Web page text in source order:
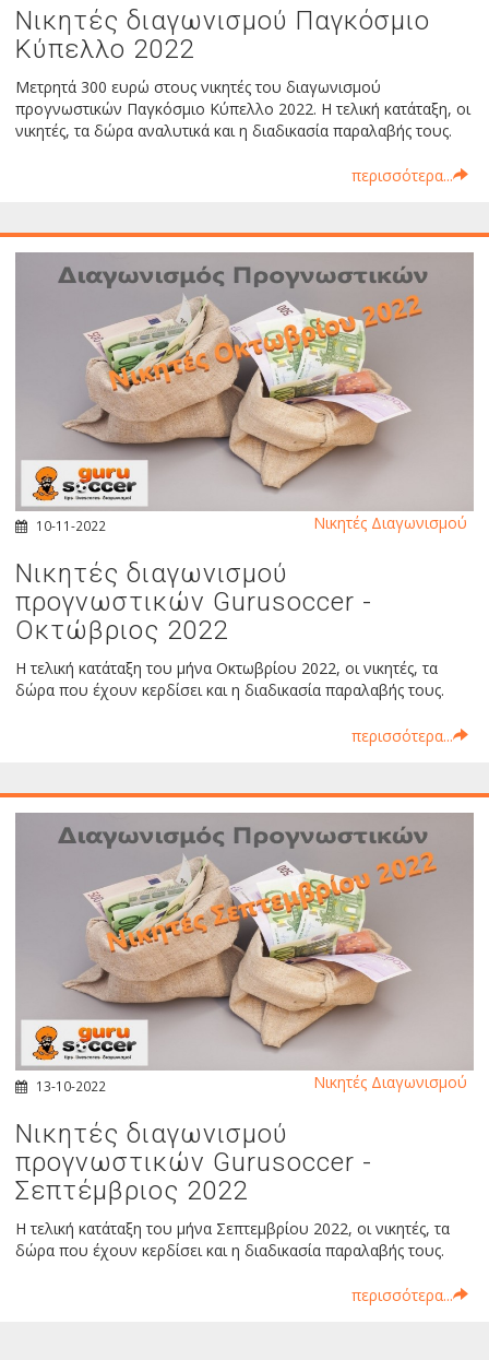
Νικητές διαγωνισμού Παγκόσμιο
Κύπελλο 2022
Μετρητά 300 ευρώ στους νικητές του διαγωνισμού
προγνωστικών Παγκόσμιο Κύπελλο 2022. Η τελική κατάταξη, οι
νικητές, τα δώρα αναλυτικά και η διαδικασία παραλαβής τους.
περισσότερα...
10-11-2022
Νικητές διαγωνισμού
προγνωστικών Gurusoccer -
Οκτώβριος 2022
Η τελική κατάταξη του μήνα Οκτωβρίου 2022, οι νικητές, τα
δώρα που έχουν κερδίσει και η διαδικασία παραλαβής τους.
περισσότερα...
Νικητές Διαγωνισμού
13-10-2022
Νικητές διαγωνισμού
προγνωστικών Gurusoccer -
Σεπτέμβριος 2022
Η τελική κατάταξη του μήνα Σεπτεμβρίου 2022, οι νικητές, τα
δώρα που έχουν κερδίσει και η διαδικασία παραλαβής τους.
περισσότερα...
Νικητές Διαγωνισμού